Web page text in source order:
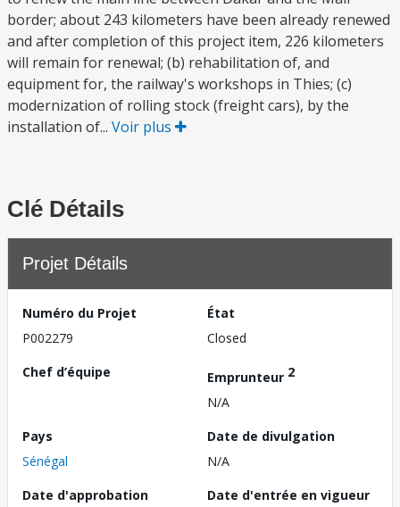
border; about 243 kilometers have been already renewed
and after completion of this project item, 226 kilometers
will remain for renewal; (b) rehabilitation of, and
equipment for, the railway's workshops in Thies; (c)
modernization of rolling stock (freight cars), by the
installation of... Voir plus
Clé Détails
Projet Détails
Numéro du Projet
P002279
État
Closed
Chef d’équipe
Emprunteur 2
N/A
Pays
Sénégal
Date de divulgation
N/A
Date d'approbation
Date d'entrée en vigueur